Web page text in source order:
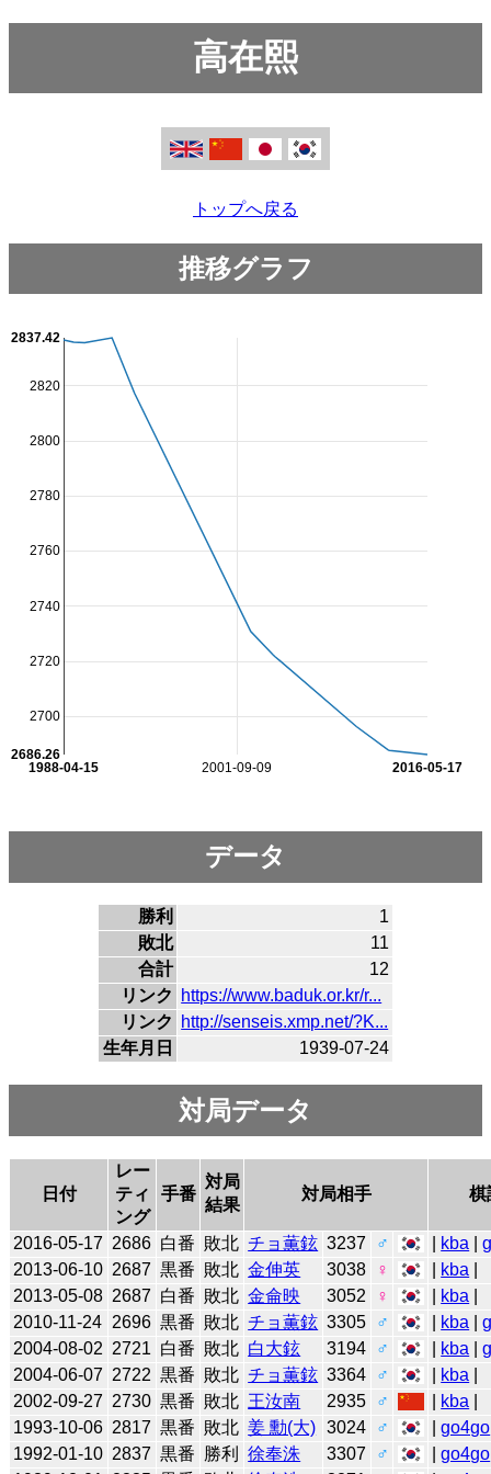
高在熙
トップへ戻る
推移グラフ
2001-09-09
1988-04-15 2016-05-17
2700
2720
2740
2760
2780
2800
2820
2686.26
2837.42
データ
勝利
1
敗北
11
合計
12
リンク
https://www.baduk.or.kr/r...
リンク
http://senseis.xmp.net/?K...
生年月日
1939-07-24
対局データ
日付
レー
ティ
ング
手番
対局
結果
対局相手 棋
2016-05-17 2686 白番 敗北 チョ薫鉉 3237 ♂ kba |
2013-06-10 2687 黒番 敗北 金伸英 3038 ♀ kba
2013-05-08 2687 白番 敗北 金侖映 3052 ♀ kba
2010-11-24 2696 黒番 敗北 チョ薫鉉 3305 ♂ kba |
2004-08-02 2721 白番 敗北 白大鉉 3194 ♂ kba |
2004-06-07 2722 黒番 敗北 チョ薫鉉 3364 ♂ kba
2002-09-27 2730 黒番 敗北 王汝南 2935 ♂ kba
1993-10-06 2817 黒番 敗北 姜 勳(大) 3024 ♂ |go4go
1992-01-10 2837 黒番 勝利 徐奉洙 3307 ♂ |go4go